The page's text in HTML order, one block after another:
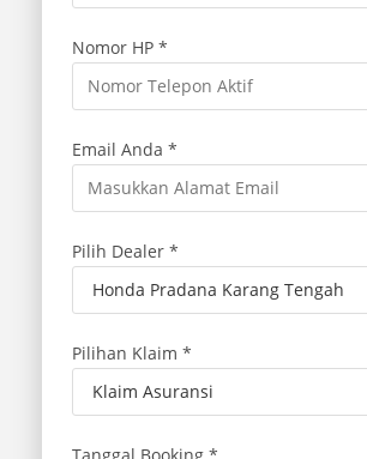
Nomor HP *
Email Anda *
Pilih Dealer *
Pilihan Klaim *
Tanggal Booking *